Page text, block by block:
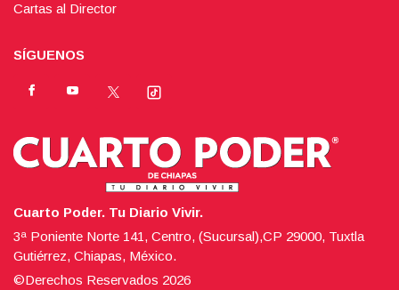
Cartas al Director
SÍGUENOS
Cuarto Poder. Tu Diario Vivir.
3ª Poniente Norte 141, Centro, (Sucursal),CP 29000, Tuxtla
Gutiérrez, Chiapas, México.
©Derechos Reservados 2026